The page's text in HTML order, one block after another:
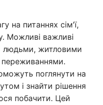
на питаннях сім'ї,
Можливі важливі
людьми, житловими
поглянути на
і знайти рішення
побачити. Цей